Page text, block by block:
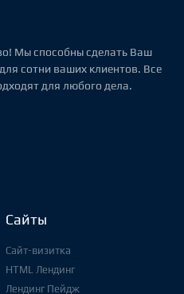
Мы способны сделать Ваш
сотни ваших клиентов. Все
для любого дела.
Сайты
Сайт-визитка
HTML Лендинг
Лендинг Пейдж